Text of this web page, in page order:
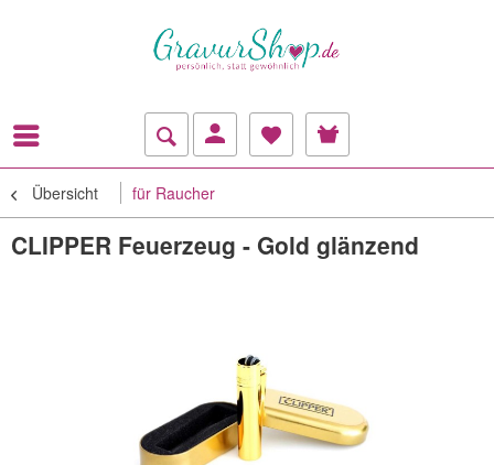
Übersicht für Raucher
CLIPPER Feuerzeug - Gold glänzend